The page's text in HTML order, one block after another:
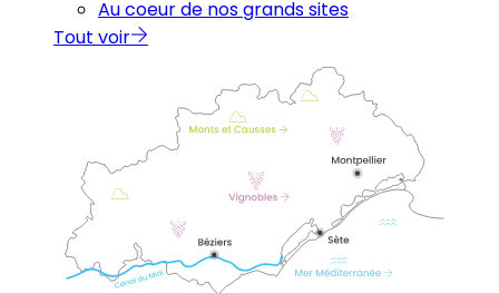
Au coeur de nos grands sites
Tout voir